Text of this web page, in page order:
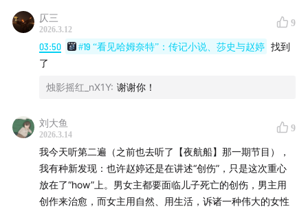
仄三
2026.3.12
9
03:50 #19 “看见哈姆奈特”：传记小说、莎史与赵婷 找到
了
烛影摇红_nX1Y: 谢谢你！
刘大鱼
2026.3.14
9
我今天听第二遍（之前也去听了【夜航船】那一期节目），
我有种新发现：也许赵婷还是在讲述“创伤”，只是这次重心
放在了“how”上。男女主都要面临儿子死亡的创伤，男主用
创作来治愈，而女主用自然、用生活，诉诸一种伟大的女性